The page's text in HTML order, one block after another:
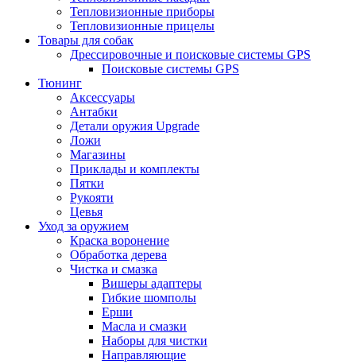
Тепловизионные приборы
Тепловизионные прицелы
Товары для собак
Дрессировочные и поисковые системы GPS
Поисковые системы GPS
Тюнинг
Аксессуары
Антабки
Детали оружия Upgrade
Ложи
Магазины
Приклады и комплекты
Пятки
Рукояти
Цевья
Уход за оружием
Краска воронение
Обработка дерева
Чистка и смазка
Вишеры адаптеры
Гибкие шомполы
Ерши
Масла и смазки
Наборы для чистки
Направляющие